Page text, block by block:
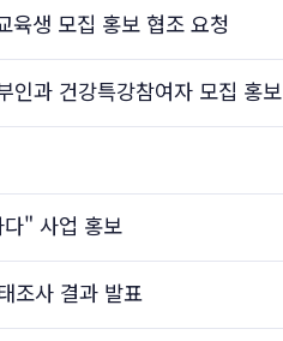
육생 모집 홍보 협조 요청
인과 건강특강참여자 모집 홍보
" 사업 홍보
조사 결과 발표